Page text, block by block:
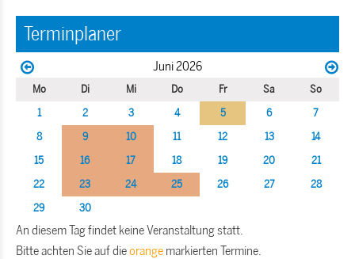
Terminplaner
Juni 2026
Mo Di Mi Do Fr Sa
So
1
2 3 4 5 6
7
8
9 10 11 12 13
14
15
16 17 18 19 20
21
22
23 24 25 26 27
28
29
30
An diesem Tag findet keine Veranstaltung statt.
Bitte achten Sie auf dieorange markierten Termine.